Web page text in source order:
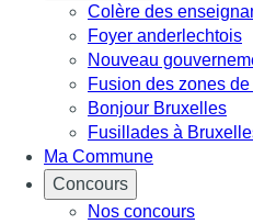
Colère des
Foyer anderlechtois
Nouveau
Fusion des zones
Bonjour Bruxelles
Fusillades à
Ma Commune
Concours
Nos concours